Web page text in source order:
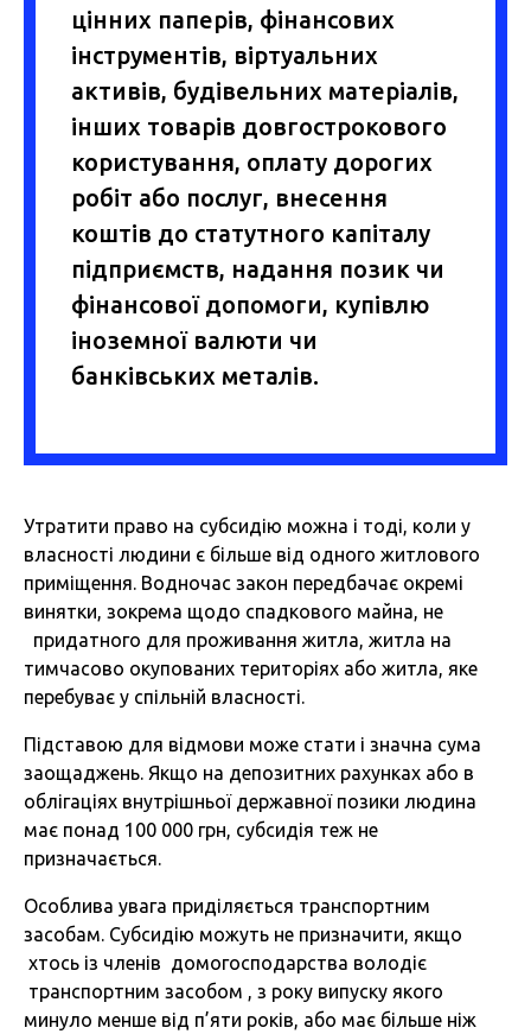
цінних паперів, фінансових
інструментів, віртуальних
активів, будівельних матеріалів,
інших товарів довгострокового
користування, оплату дорогих
робіт або послуг, внесення
коштів до статутного капіталу
підприємств, надання позик чи
фінансової допомоги, купівлю
іноземної валюти чи
банківських металів.
Утратити право на субсидію можна і тоді, коли у
власності людини є більше від одного житлового
приміщення. Водночас закон передбачає окремі
винятки, зокрема щодо спадкового майна, не
придатного для проживання житла, житла на
тимчасово окупованих територіях або житла, яке
перебуває у спільній власності.
Підставою для відмови може стати і значна сума
заощаджень. Якщо на депозитних рахунках або в
облігаціях внутрішньої державної позики людина
має понад 100 000 грн, субсидія теж не
призначається.
Особлива увага приділяється транспортним
засобам. Субсидію можуть не призначити, якщо
хтось із членів домогосподарства володіє
транспортним засобом , з року випуску якого
минуло менше від п’яти років, або має більше ніж